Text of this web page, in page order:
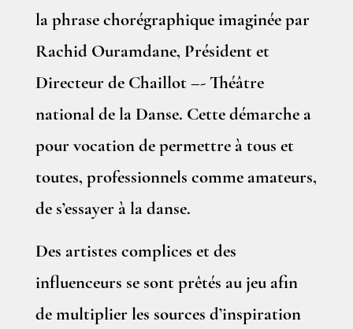
la phrase chorégraphique imaginée par
Rachid Ouramdane, Président et
Directeur de Chaillot –- Théâtre
national de la Danse. Cette démarche a
pour vocation de permettre à tous et
toutes, professionnels comme amateurs,
de s’essayer à la danse.
Des artistes complices et des
influenceurs se sont prêtés au jeu afin
de multiplier les sources d’inspiration